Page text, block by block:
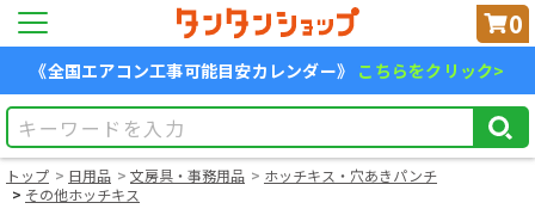
0
《全国エアコン工事可能目安カレンダー》 こちらをクリック>
トップ 日用品 文房具・事務用品
ホッチキス・穴あきパンチ
その他ホッチキス